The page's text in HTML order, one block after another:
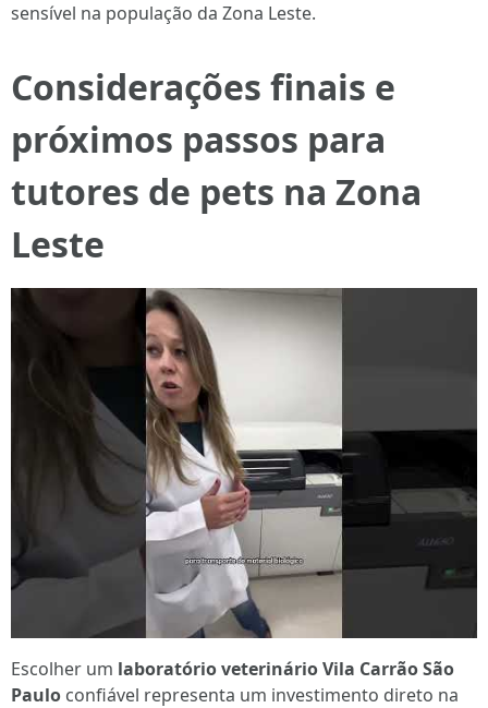
sensível na população da Zona Leste.
Considerações finais e
próximos passos para
tutores de pets na Zona
Leste
Escolher um laboratório veterinário Vila Carrão São
Paulo confiável representa um investimento direto na